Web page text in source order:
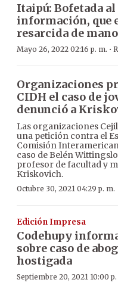
Itaipú: Bofetada al
información, que
resarcida de
Mayo 26, 2022 02:16 p. m. ·
Organizaciones
CIDH el caso de
denunció a
Las organizaciones
una petición contra el
Comisión
caso de Belén
profesor de facultad y
Kriskovich.
Octubre 30, 2021 04:29 p. m.
Edición Impresa
Codehupy
sobre caso de
hostigada
Septiembre 20, 2021 10:00 p.